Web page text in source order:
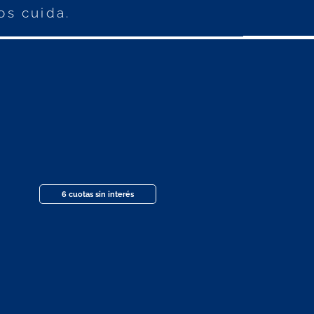
cuida.
6 cuotas sin interés